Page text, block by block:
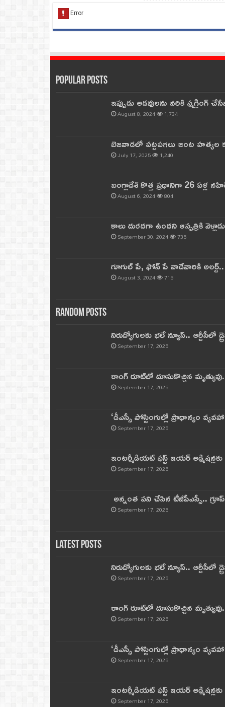
Popular Posts
ఇప్పుడు అడవులను నరికి
August 8, 2024 1,734
బెజవాడలో పట్టపగలు జంట
July 17, 2025 1,240
బంగ్లాదేశ్ కొత్త ప్రధానిగా 26 ఏళ్ల
August 6, 2024 804
కాలు దురదగా ఉందని ఆస్పత్రికి
September 30, 2024 735
గూగుల్ పే, ఫోన్ పే వాడేవారికి
August 3, 2024 715
Random Posts
నిరుద్యోగులకు భలే న్యూస్.. ఆర్టీసీలో
September 17, 2025
రాంగ్ రూట్‌లో దూసుకొచ్చిన
September 17, 2025
‘డీఎస్సీ పోస్టింగుల్లో ప్రాధాన్యం
September 17, 2025
ఇంటర్మీడియట్ ఫస్ట్‌ ఇయర్‌
September 17, 2025
అన్నంత పని చేసిన టీజీపీఎస్సీ..
September 17, 2025
Latest Posts
నిరుద్యోగులకు భలే న్యూస్.. ఆర్టీసీలో
September 17, 2025
రాంగ్ రూట్‌లో దూసుకొచ్చిన
September 17, 2025
‘డీఎస్సీ పోస్టింగుల్లో ప్రాధాన్యం
September 17, 2025
ఇంటర్మీడియట్ ఫస్ట్‌ ఇయర్‌
September 17, 2025